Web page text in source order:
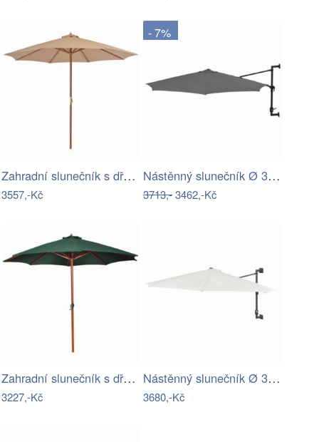
Zahradní slunečník s dřevěnou tyčí Ø…
3557,-Kč
- 7%
Nástěnný slunečník Ø 300 cm látka / kov…
3713,-3462,-Kč
Zahradní slunečník s dřevěnou tyčí Ø…
3227,-Kč
Nástěnný slunečník Ø 300 cm látka / kov…
3680,-Kč